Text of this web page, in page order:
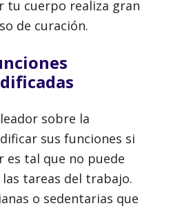
tu cuerpo realiza gran
de curación.
sobre la
sus funciones si
es tal que no puede
tareas del trabajo.
o sedentarias que